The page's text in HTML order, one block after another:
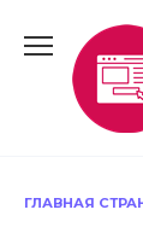
содержанию
ГЛАВНАЯ